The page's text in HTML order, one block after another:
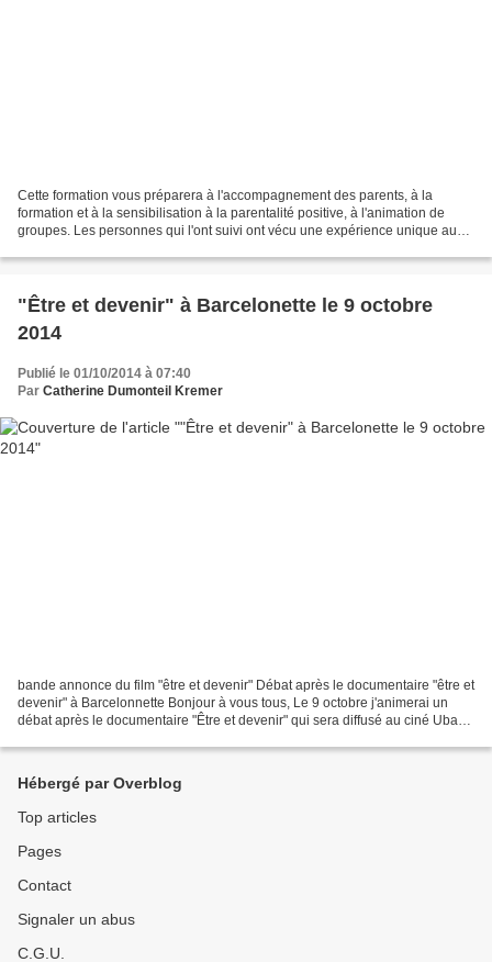
Cette formation vous préparera à l'accompagnement des parents, à la
formation et à la sensibilisation à la parentalité positive, à l'animation de
groupes. Les personnes qui l'ont suivi ont vécu une expérience unique au
"Être et devenir" à Barcelonette le 9 octobre
2014
Publié le 01/10/2014 à 07:40
Par Catherine Dumonteil Kremer
bande annonce du film "être et devenir" Débat après le documentaire "être et
devenir" à Barcelonnette Bonjour à vous tous, Le 9 octobre j'animerai un
débat après le documentaire "Être et devenir" qui sera diffusé au ciné Ubaye
Hébergé par Overblog
Top articles
Pages
Contact
Signaler un abus
C.G.U.